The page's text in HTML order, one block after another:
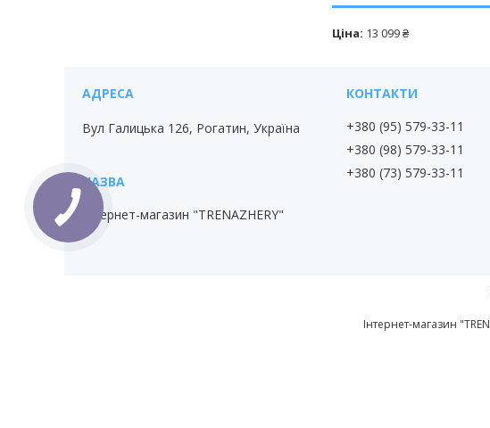
Ціна: 13 099 ₴
Вул Галицька 126, Рогатин, Україна
Інтернет-магазин "TRENAZHERY"
+380 (95) 579-33-11
+380 (98) 579-33-11
+380 (73) 579-33-11